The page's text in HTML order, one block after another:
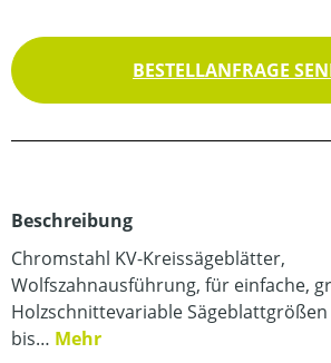
BESTELLANFRAGE
Beschreibung
Chromstahl KV-Kreissägeblätter,
Wolfszahnausführung, für einfache,
Holzschnittevariable
bis… Mehr